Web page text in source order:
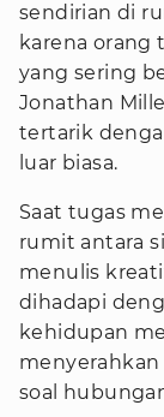
sendirian di
karena orang
yang sering
Jonathan
tertarik
luar biasa.
Saat tugas
rumit antara
menulis
dihadapi
kehidupan
soal